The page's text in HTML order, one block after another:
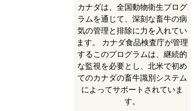
カナダは、全国動物衛生プログ
ラムを通じて、深刻な畜牛の病
気の管理と排除に力を入れてい
ます。 カナダ食品検査庁が管理
するこのプログラムは、継続的
な監視を必要とし、北米で初め
てのカナダの畜牛識別システム
によってサポートされていま
す。